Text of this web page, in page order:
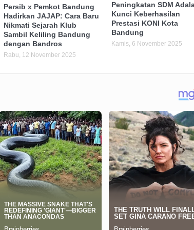
Persib x Pemkot Bandung
Hadirkan JAJAP: Cara Baru
Nikmati Sejarah Klub
Sambil Keliling Bandung
dengan Bandros
Rabu, 12 November 2025
Peningkatan SDM
Kunci Keberhasilan
Prestasi KONI Kota
Bandung
Kamis, 6 November 2025